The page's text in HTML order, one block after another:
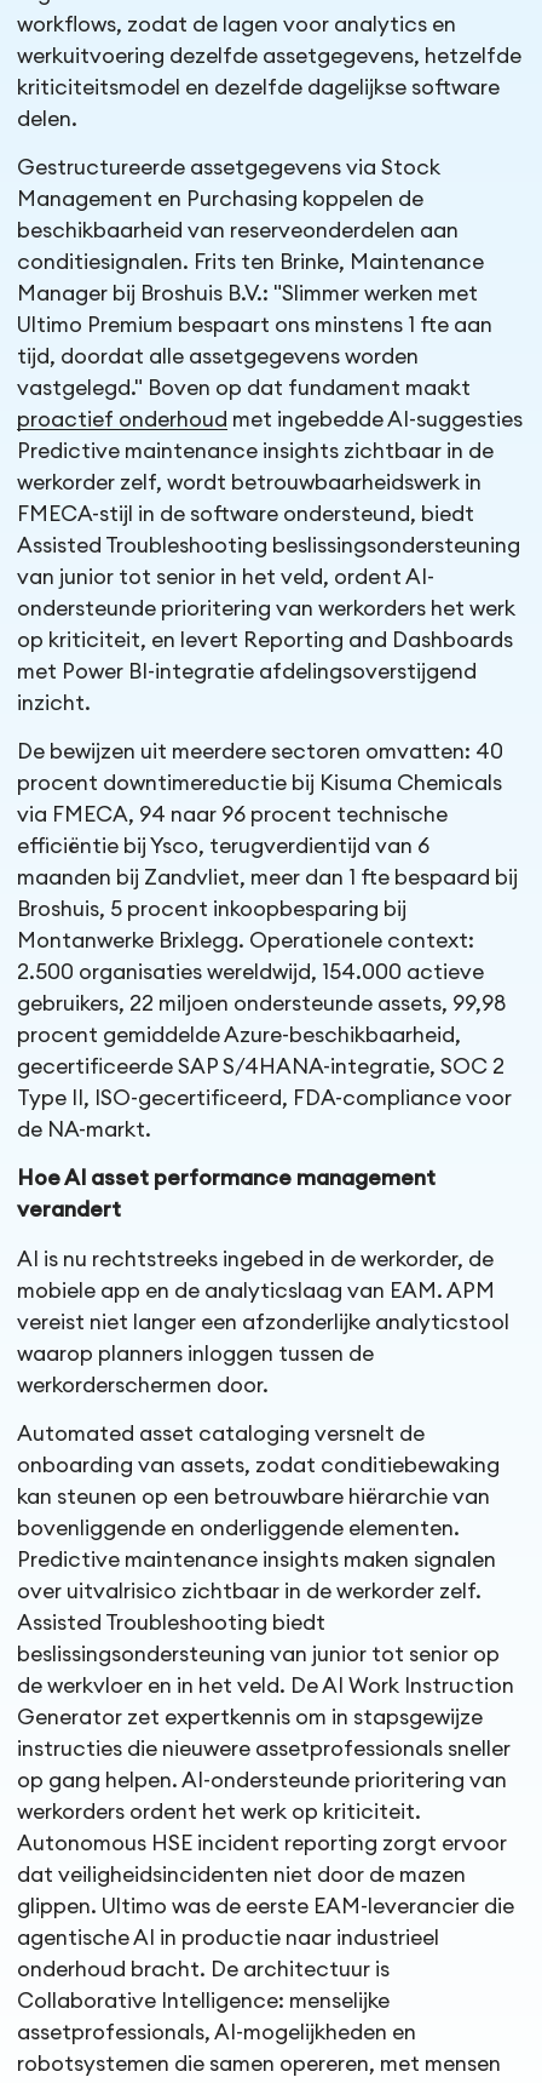
workflows, zodat de lagen voor analytics en
werkuitvoering dezelfde assetgegevens, hetzelfde
kriticiteitsmodel en dezelfde dagelijkse software
delen.
Gestructureerde assetgegevens via Stock
Management en Purchasing koppelen de
beschikbaarheid van reserveonderdelen aan
conditiesignalen. Frits ten Brinke, Maintenance
Manager bij Broshuis B.V.: "Slimmer werken met
Ultimo Premium bespaart ons minstens 1 fte aan
tijd, doordat alle assetgegevens worden
vastgelegd." Boven op dat fundament maakt
proactief onderhoud met ingebedde AI-suggesties
Predictive maintenance insights zichtbaar in de
werkorder zelf, wordt betrouwbaarheidswerk in
FMECA-stijl in de software ondersteund, biedt
Assisted Troubleshooting beslissingsondersteuning
van junior tot senior in het veld, ordent AI-
ondersteunde prioritering van werkorders het werk
op kriticiteit, en levert Reporting and Dashboards
met Power BI-integratie afdelingsoverstijgend
inzicht.
De bewijzen uit meerdere sectoren omvatten: 40
procent downtimereductie bij Kisuma Chemicals
via FMECA, 94 naar 96 procent technische
efficiëntie bij Ysco, terugverdientijd van 6
maanden bij Zandvliet, meer dan 1 fte bespaard bij
Broshuis, 5 procent inkoopbesparing bij
Montanwerke Brixlegg. Operationele context:
2.500 organisaties wereldwijd, 154.000 actieve
gebruikers, 22 miljoen ondersteunde assets, 99,98
procent gemiddelde Azure-beschikbaarheid,
gecertificeerde SAP S/4HANA-integratie, SOC 2
Type II, ISO-gecertificeerd, FDA-compliance voor
de NA-markt.
Hoe AI asset performance management
verandert
AI is nu rechtstreeks ingebed in de werkorder, de
mobiele app en de analyticslaag van EAM. APM
vereist niet langer een afzonderlijke analyticstool
waarop planners inloggen tussen de
werkorderschermen door.
Automated asset cataloging versnelt de
onboarding van assets, zodat conditiebewaking
kan steunen op een betrouwbare hiërarchie van
bovenliggende en onderliggende elementen.
Predictive maintenance insights maken signalen
over uitvalrisico zichtbaar in de werkorder zelf.
Assisted Troubleshooting biedt
beslissingsondersteuning van junior tot senior op
de werkvloer en in het veld. De AI Work Instruction
Generator zet expertkennis om in stapsgewijze
instructies die nieuwere assetprofessionals sneller
op gang helpen. AI-ondersteunde prioritering van
werkorders ordent het werk op kriticiteit.
Autonomous HSE incident reporting zorgt ervoor
dat veiligheidsincidenten niet door de mazen
glippen. Ultimo was de eerste EAM-leverancier die
agentische AI in productie naar industrieel
onderhoud bracht. De architectuur is
Collaborative Intelligence: menselijke
assetprofessionals, AI-mogelijkheden en
robotsystemen die samen opereren, met mensen